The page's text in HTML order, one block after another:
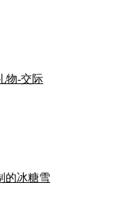
物-交际
的冰糖雪